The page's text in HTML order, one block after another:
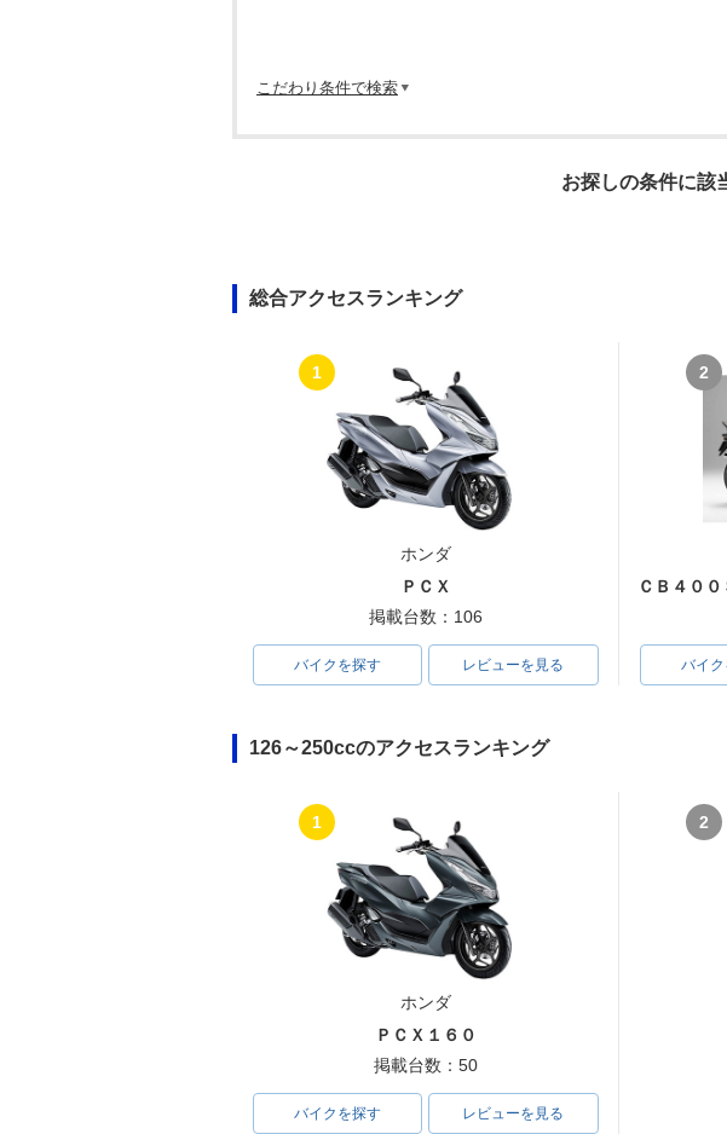
こだわり条件で検索
お探しの条件に該
総合アクセスランキング
1
ホンダ
ＰＣＸ
掲載台数：106
バイクを探す レビューを見る
2
バイ
126～250ccのアクセスランキング
1
ホンダ
ＰＣＸ１６０
掲載台数：50
バイクを探す レビューを見る
2